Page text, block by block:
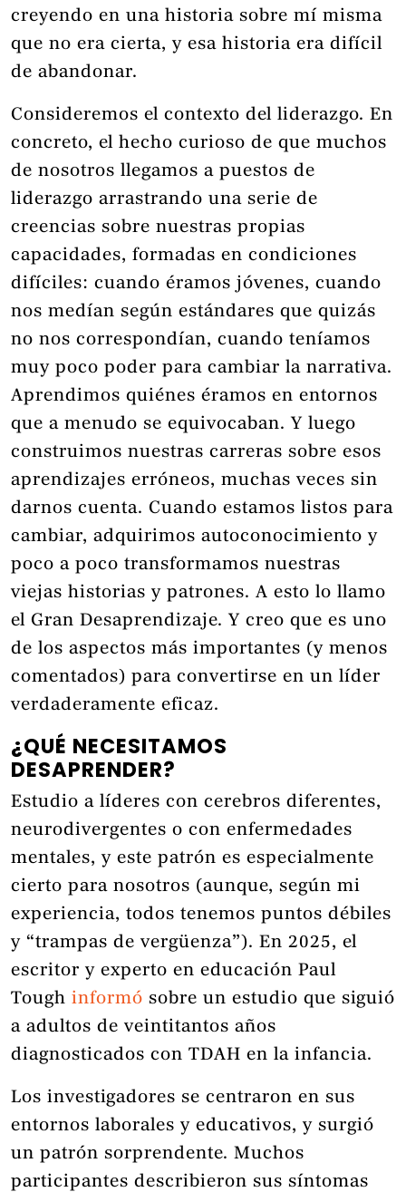
creyendo en una historia sobre mí misma
que no era cierta, y esa historia era difícil
de abandonar.
Consideremos el contexto del liderazgo. En
concreto, el hecho curioso de que muchos
de nosotros llegamos a puestos de
liderazgo arrastrando una serie de
creencias sobre nuestras propias
capacidades, formadas en condiciones
difíciles: cuando éramos jóvenes, cuando
nos medían según estándares que quizás
no nos correspondían, cuando teníamos
muy poco poder para cambiar la narrativa.
Aprendimos quiénes éramos en entornos
que a menudo se equivocaban. Y luego
construimos nuestras carreras sobre esos
aprendizajes erróneos, muchas veces sin
darnos cuenta. Cuando estamos listos para
cambiar, adquirimos autoconocimiento y
poco a poco transformamos nuestras
viejas historias y patrones. A esto lo llamo
el Gran Desaprendizaje. Y creo que es uno
de los aspectos más importantes (y menos
comentados) para convertirse en un líder
verdaderamente eficaz.
¿QUÉ NECESITAMOS
DESAPRENDER?
Estudio a líderes con cerebros diferentes,
neurodivergentes o con enfermedades
mentales, y este patrón es especialmente
cierto para nosotros (aunque, según mi
experiencia, todos tenemos puntos débiles
y “trampas de vergüenza”). En 2025, el
escritor y experto en educación Paul
Tough informó sobre un estudio que siguió
a adultos de veintitantos años
diagnosticados con TDAH en la infancia.
Los investigadores se centraron en sus
entornos laborales y educativos, y surgió
un patrón sorprendente. Muchos
participantes describieron sus síntomas